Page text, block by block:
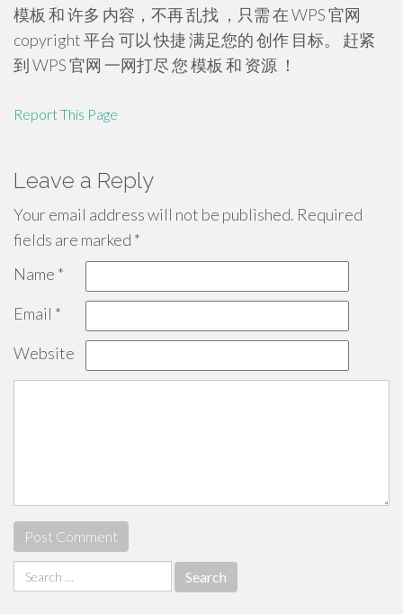
模板 和 许多 内容，不再 乱找 ，只需 在 WPS 官网
copyright 平台 可以 快捷 满足您的 创作 目标。 赶紧
到 WPS 官网 一网打尽 您 模板 和 资源 ！
Report This Page
Leave a Reply
Your email address will not be published. Required
fields are marked *
Name *
Email *
Website
Search
for: